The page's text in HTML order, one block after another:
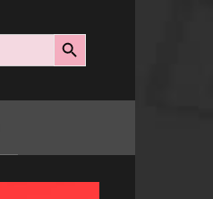
Search Button